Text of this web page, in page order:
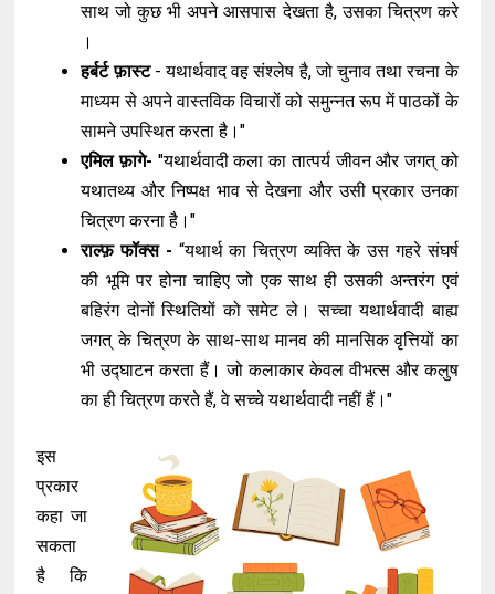
साथ जो कुछ भी अपने आसपास देखता है, उसका चित्रण करे
।
हर्बर्ट फ़ास्ट - यथार्थवाद वह संश्लेष है, जो चुनाव तथा रचना के
माध्यम से अपने वास्तविक विचारों को समुन्नत रूप में पाठकों के
सामने उपस्थित करता है।"
एमिल फ़ागे- "यथार्थवादी कला का तात्पर्य जीवन और जगत् को
यथातथ्य और निष्पक्ष भाव से देखना और उसी प्रकार उनका
चित्रण करना है।"
राल्फ़ फॉक्स - “यथार्थ का चित्रण व्यक्ति के उस गहरे संघर्ष
की भूमि पर होना चाहिए जो एक साथ ही उसकी अन्तरंग एवं
बहिरंग दोनों स्थितियों को समेट ले। सच्चा यथार्थवादी बाह्य
जगत् के चित्रण के साथ-साथ मानव की मानसिक वृत्तियों का
भी उद्घाटन करता हैं। जो कलाकार केवल वीभत्स और कलुष
का ही चित्रण करते हैं, वे सच्चे यथार्थवादी नहीं हैं।"
इस
प्रकार
कहा जा
सकता
है कि